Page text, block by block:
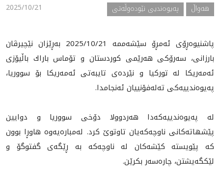
2025/10/21 هه‌واڵ په‌یوه‌ندیی نێوده‌وڵه‌تی
پاشنيوه‌ڕۆى ئه‌مڕۆ سێشه‌ممه‌ 2025/10/21 به‌ڕێزان نێچيرڤان
بارزانى، سەرۆکی هەرێمی کوردستان و تۆماس باراك باڵيۆزى
ئه‌مه‌ريكا له‌ توركيا و نێرده‌ى تايبه‌تى ئه‌مه‌ريكا بۆ سووريا،
په‌يوه‌ندييه‌كى ته‌له‌فۆنييان ئه‌نجامدا.
له‌ په‌يوه‌ندييه‌كه‌دا هه‌ردوولا دۆخى سووريا و دوايين
پێشهاته‌كانى ناوچه‌كه‌يان تاوتوێ كرد. له‌مباره‌يه‌وه‌ هاوڕا بوون
كه‌ پێويسته‌ كێشه‌كان له‌ ناوچه‌كه‌‌ به‌ ڕێگه‌ى گفتوگۆ و
لێكگه‌يشتن، چاره‌سه‌ر بكرێن.